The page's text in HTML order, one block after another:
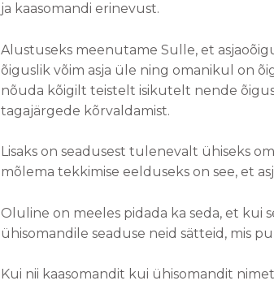
ja kaasomandi erinevust.
Alustuseks meenutame Sulle, et
õiguslik võim asja üle ning omanikul on
nõuda kõigilt teistelt isikutelt nende
tagajärgede kõrvaldamist.
Lisaks on seadusest tulenevalt ühiseks
mõlema tekkimise eelduseks on see, et
Oluline on meeles pidada ka seda, et kui
ühisomandile seaduse neid sätteid, mis
Kui nii kaasomandit kui ühisomandit